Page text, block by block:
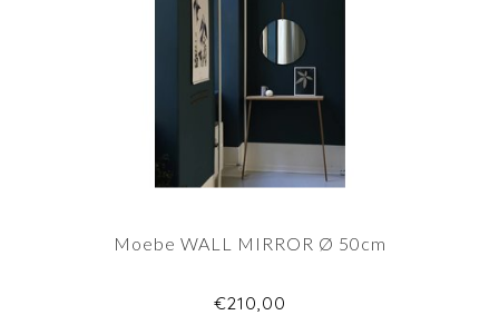
Moebe WALL MIRROR Ø 50cm
€210,00